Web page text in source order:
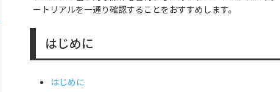
ートリアルを一通り確認することをおすすめします。
はじめに
はじめに